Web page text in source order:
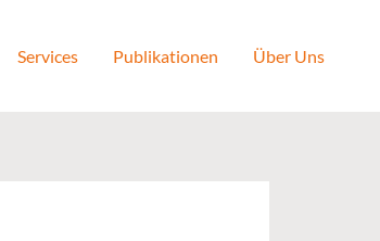
Services Publikationen Über Uns